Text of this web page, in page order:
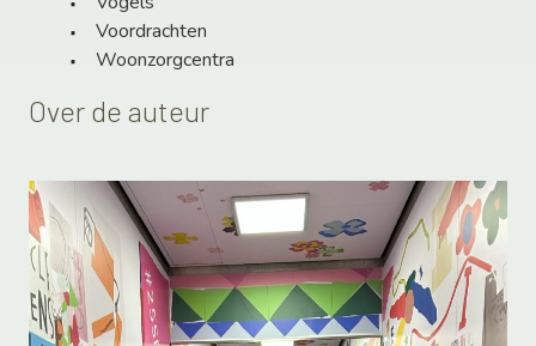
Voordrachten
Woonzorgcentra
Over de auteur